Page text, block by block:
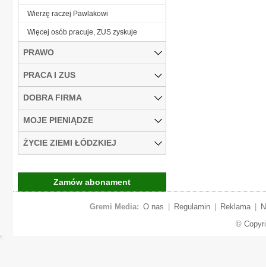
Wierzę raczej Pawlakowi
Więcej osób pracuje, ZUS zyskuje
PRAWO
PRACA I ZUS
DOBRA FIRMA
MOJE PIENIĄDZE
ŻYCIE ZIEMI ŁÓDZKIEJ
Zamów abonament
Gremi Media: O nas Regulamin Reklama
©